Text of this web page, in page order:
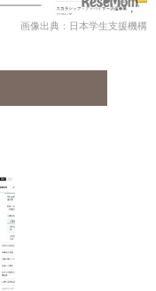
画像出典：日本学生支援機構